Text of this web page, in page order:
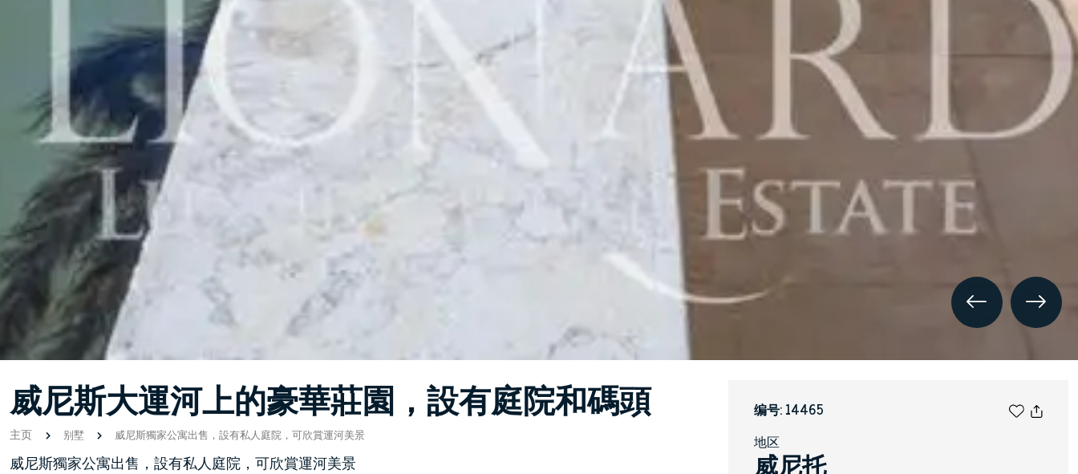
威尼斯大運河上的豪華莊園，設有庭院和碼頭
主页 别墅 威尼斯獨家公寓出售，設有私人庭院，可欣賞運河美景
威尼斯獨家公寓出售，設有私人庭院，可欣賞運河美景
编号: 14465
地区
威尼托